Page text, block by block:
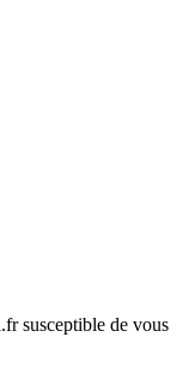
susceptible de vous